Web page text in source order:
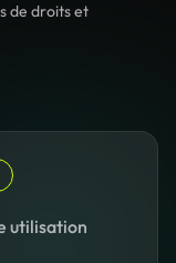
de droits et
utilisation